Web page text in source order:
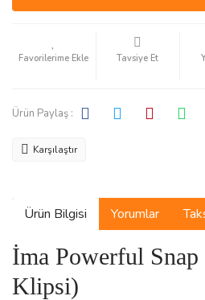
Tavsiye Et
Ürün Paylaş :
Karşılaştır
Ürün Bilgisi Yorumlar
İma Powerful Snap
Klipsi)